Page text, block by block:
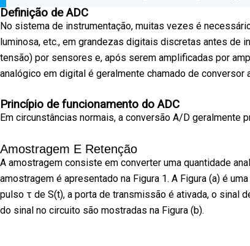
Definição de ADC
No sistema de instrumentação, muitas vezes é
luminosa, etc., em grandezas digitais discretas antes de
tensão) por sensores e, após serem amplificadas por
analógico em digital é geralmente chamado de conversor
Princípio de funcionamento do ADC
Em circunstâncias normais, a conversão A/D geralmente
Amostragem E Retenção
A amostragem consiste em converter uma quantidade
amostragem é apresentado na Figura 1. A Figura (a) é
pulso τ de S(t), a porta de transmissão é ativada, o sinal
do sinal no circuito são mostradas na Figura (b).